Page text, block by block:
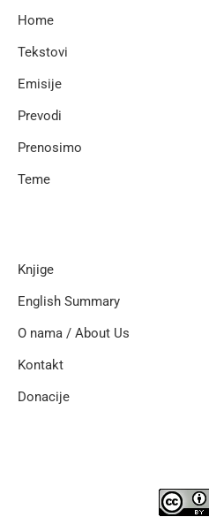
Home
Tekstovi
Emisije
Prevodi
Prenosimo
Teme
Knjige
English Summary
O nama / About Us
Kontakt
Donacije